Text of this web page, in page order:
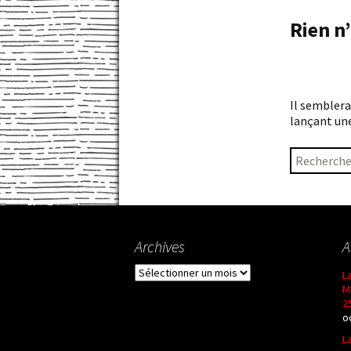
Comment ça marche
Proposer votre commune
Comment participer ?
Rien
Il semblerait que nous ne soyons pas en mesure de trouver votre contenu. Essayez en
lançant
Rechercher :
Archives
Archives